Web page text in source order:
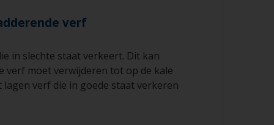
verf
in slechte staat verkeert. Dit kan
verf moet verwijderen tot op de kale
verf die in goede staat verkeren